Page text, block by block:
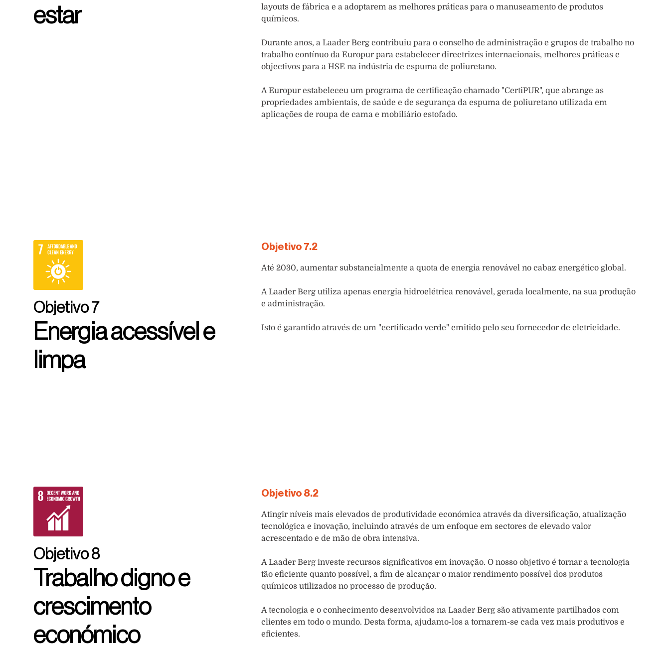
estar
layouts de fábrica e a adoptarem as melhores práticas para o manuseamento de produtos
químicos.
Durante anos, a Laader Berg contribuiu para o conselho de administração e grupos de trabalho no
trabalho contínuo da Europur para estabelecer directrizes internacionais, melhores práticas e
objectivos para a HSE na indústria de espuma de poliuretano.
A Europur estabeleceu um programa de certificação chamado "CertiPUR", que abrange as
propriedades ambientais, de saúde e de segurança da espuma de poliuretano utilizada em
aplicações de roupa de cama e mobiliário estofado.
Objetivo 7
Energia acessível e
limpa
Objetivo 7.2
Até 2030, aumentar substancialmente a quota de energia renovável no cabaz energético global.
A Laader Berg utiliza apenas energia hidroelétrica renovável, gerada localmente, na sua produção
e administração.
Isto é garantido através de um "certificado verde" emitido pelo seu fornecedor de eletricidade.
Objetivo 8
Trabalho digno e
crescimento
económico
Objetivo 8.2
Atingir níveis mais elevados de produtividade económica através da diversificação, atualização
tecnológica e inovação, incluindo através de um enfoque em sectores de elevado valor
acrescentado e de mão de obra intensiva.
A Laader Berg investe recursos significativos em inovação. O nosso objetivo é tornar a tecnologia
tão eficiente quanto possível, a fim de alcançar o maior rendimento possível dos produtos
químicos utilizados no processo de produção.
A tecnologia e o conhecimento desenvolvidos na Laader Berg são ativamente partilhados com
clientes em todo o mundo. Desta forma, ajudamo-los a tornarem-se cada vez mais produtivos e
eficientes.